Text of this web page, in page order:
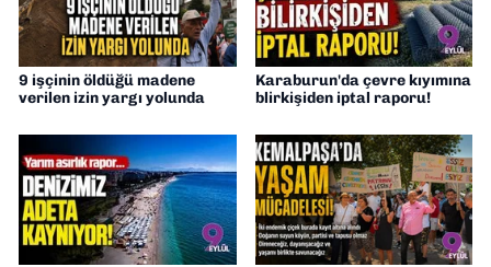
9 işçinin öldüğü madene
verilen izin yargı yolunda
Karaburun'da çevre kıyımına
blirkişiden iptal raporu!